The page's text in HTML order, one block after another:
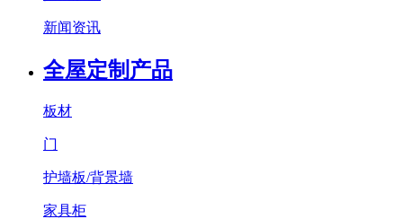
新闻资讯
全屋定制产品
板材
门
护墙板/背景墙
家具柜